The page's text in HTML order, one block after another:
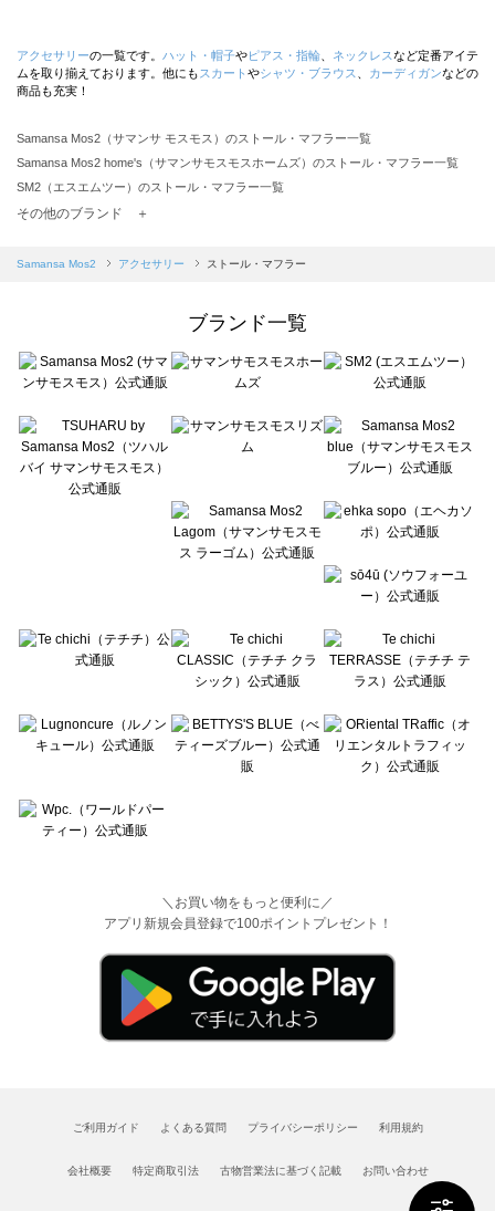
アクセサリーの一覧です。 ハット・帽子やピアス・指輪 ネックレスなど定番アイテ
ムを取り揃えております。他にも スカート やシャツ・ブラウス カーディガンなどの
商品も充実！
Samansa Mos2（サマンサ モスモス）のストール・マフラー一覧
Samansa Mos2 home's（サマンサモスモスホームズ）のストール・マフラー一覧
SM2（エスエムツー）のストール・マフラー一覧
Samansa Mos2 blue（サマンサモスモス ブルー）のストール・マフラー一覧
sō4ū（ソウフォーユー）のストール・マフラー一覧
Te chichi（テチチ）のストール・マフラー一覧
Te chichi CLASSIC（テチチ クラシック）のストール・マフラー一覧
Lugnoncure（ルノンキュール）のストール・マフラー一覧
BETTY'S BLUE（べティーズブルー）のストール・マフラー一覧
Wpc.（ワールドパーティー）のストール・マフラー一覧
その他のブランド ＋
Samansa Mos2 アクセサリー ストール・マフラー
ブランド一覧
＼お買い物をもっと便利に／
アプリ新規会員登録で100ポイントプレゼント！
ご利用ガイド よくある質問 プライバシーポリシー 利用規約
会社概要 特定商取引法 古物営業法に基づく記載 お問い合わせ